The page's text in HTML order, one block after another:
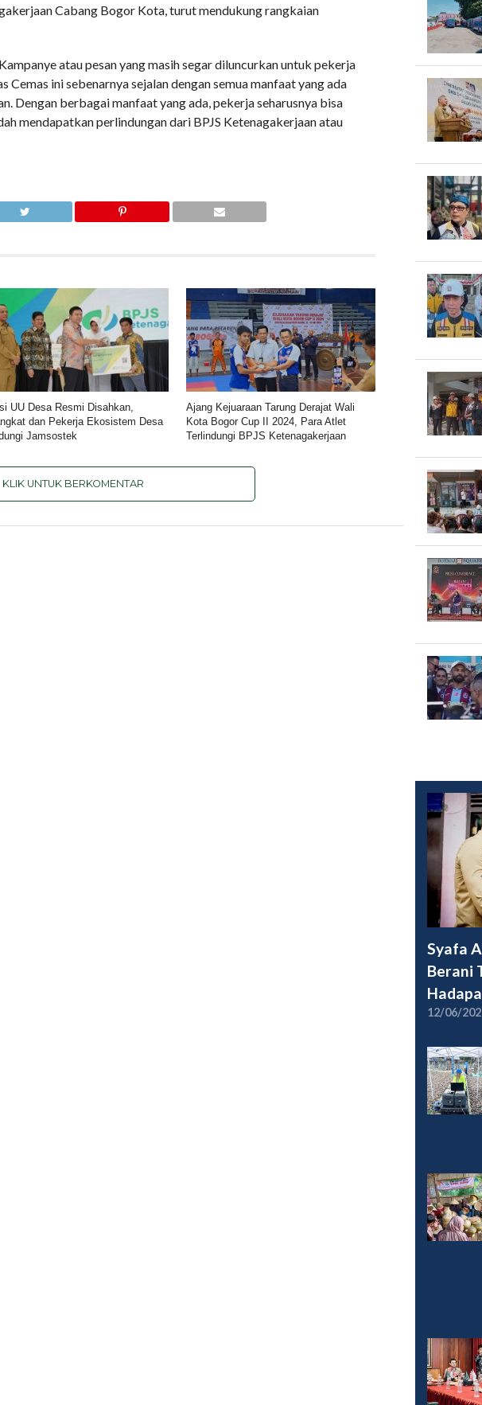
Cabang Bogor Kota, turut mendukung rangkaian
atau pesan yang masih segar diluncurkan untuk pekerja
Cemas ini sebenarnya sejalan dengan semua manfaat yang ada
Dengan berbagai manfaat yang ada, pekerja seharusnya bisa
mendapatkan perlindungan dari BPJS Ketenagakerjaan atau
UU Desa Resmi Disahkan,
dan Pekerja Ekosistem Desa
Jamsostek
Ajang Kejuaraan Tarung Derajat Wali
Kota Bogor Cup II 2024, Para Atlet
Terlindungi BPJS Ketenagakerjaan
KLIK UNTUK BERKOMENTAR
Syafa
Berani
12/06/